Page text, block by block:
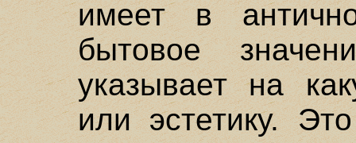
имеет в
бытовое
указывает на
или эстетику.